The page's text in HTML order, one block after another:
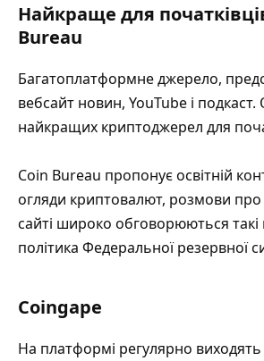
Найкраще для
Bureau
Багатоплатформне джерело,
вебсайт новин, YouTube і подкаст.
найкращих криптоджерел для
Coin Bureau пропонує освітній
огляди криптовалют, розмови
сайті широко обговорюються такі
політика Федеральної резервної
Coingape
На платформі регулярно